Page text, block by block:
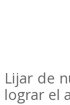
Lijar de
lograr el